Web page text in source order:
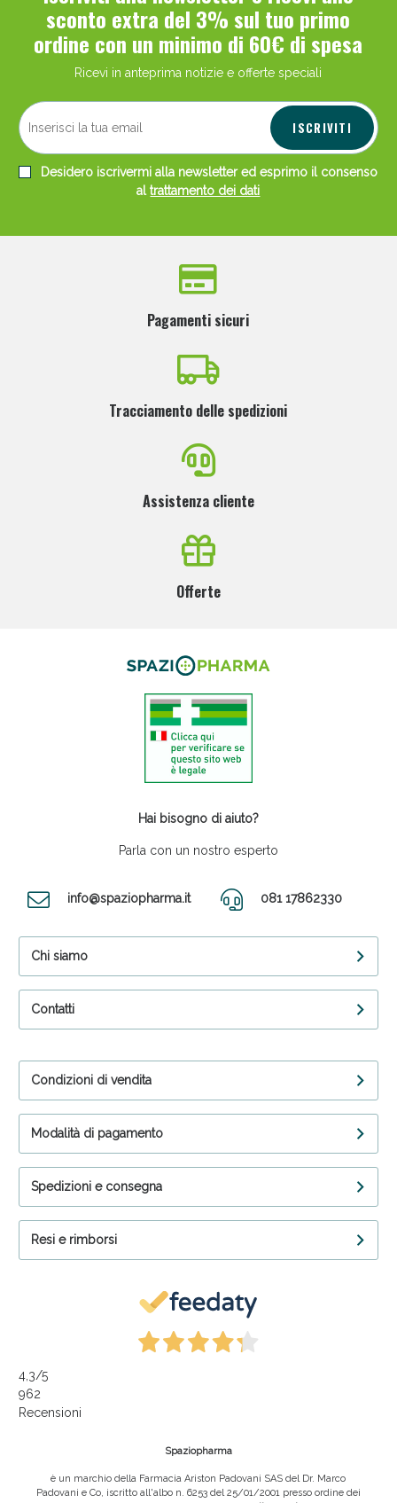
sconto extra del 3% sul tuo primo
ordine con un minimo di 60€ di spesa
Ricevi in anteprima notizie e offerte speciali
ISCRIVITI
Desidero iscrivermi alla newsletter ed esprimo il consenso
altrattamento dei dati
Pagamenti sicuri
Tracciamento delle spedizioni
Assistenza cliente
Offerte
Hai bisogno di aiuto?
Parla con un nostro esperto
info@spaziopharma.it 081 17862330
Chi siamo
Contatti
Condizioni di vendita
Modalità di pagamento
Spedizioni e consegna
Resi e rimborsi
4,3/5
962
Recensioni
Spaziopharma
è un marchio della Farmacia Ariston Padovani SAS del Dr. Marco
Padovani e Co, iscritto all'albo n. 6253 del 25/01/2001 presso ordine dei